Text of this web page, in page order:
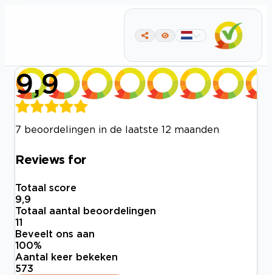
9,9
7 beoordelingen in de laatste 12 maanden
Reviews for
Totaal score
9,9
Totaal aantal beoordelingen
11
Beveelt ons aan
100%
Aantal keer bekeken
573